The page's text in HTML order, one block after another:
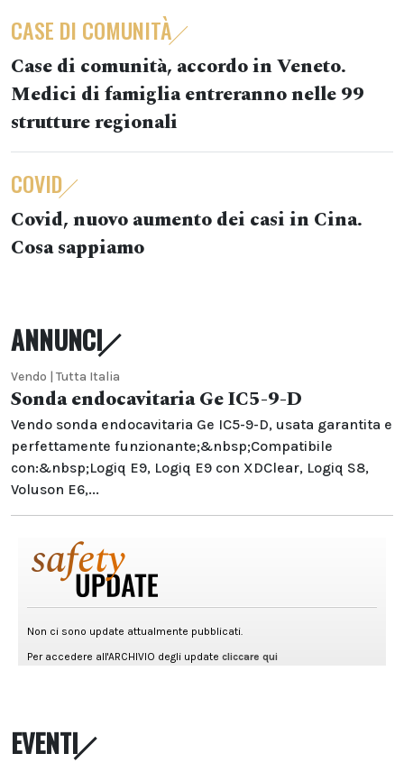
CASE DI COMUNITÀ
Case di comunità, accordo in Veneto.
Medici di famiglia entreranno nelle 99
strutture regionali
COVID
Covid, nuovo aumento dei casi in Cina.
Cosa sappiamo
ANNUNCI
Vendo | Tutta Italia
Sonda endocavitaria Ge IC5-9-D
Vendo sonda endocavitaria Ge IC5-9-D, usata garantita e
perfettamente funzionante;&nbsp;Compatibile
con:&nbsp;Logiq E9, Logiq E9 con XDClear, Logiq S8,
Voluson E6,...
EVENTI